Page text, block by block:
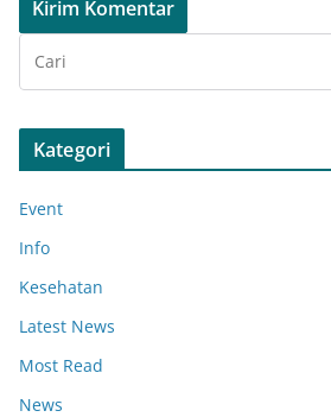
Kategori
Event
Info
Kesehatan
Latest News
Most Read
News